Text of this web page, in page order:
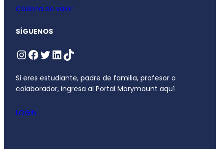
Cadena de valor
SÍGUENOS
Si eres estudiante, padre de familia, profesor o
colaborador, ingresa al Portal Marymount aquí
LOGIN